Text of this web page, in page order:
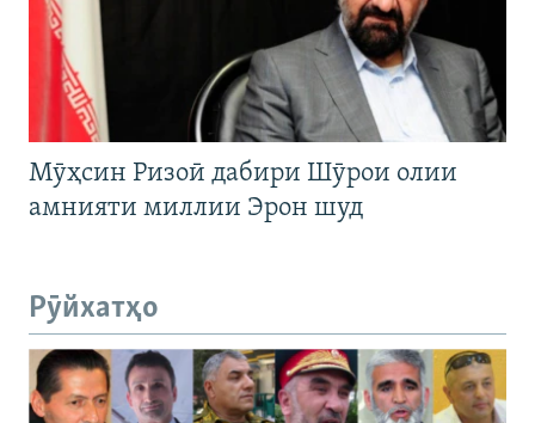
Мӯҳсин Ризоӣ дабири Шӯрои олии
амнияти миллии Эрон шуд
Рӯйхатҳо